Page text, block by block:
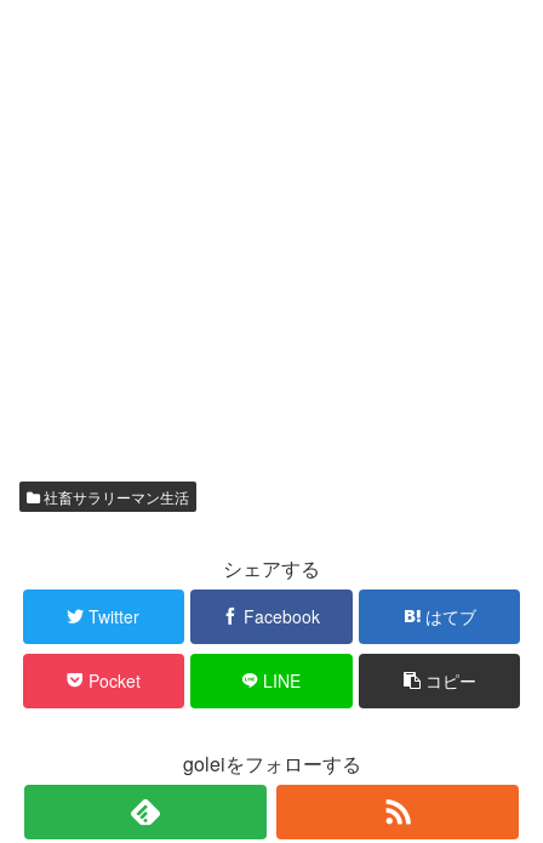
社畜サラリーマン生活
シェアする
Twitter Facebook はてブ
Pocket LINE コピー
goleiをフォローする